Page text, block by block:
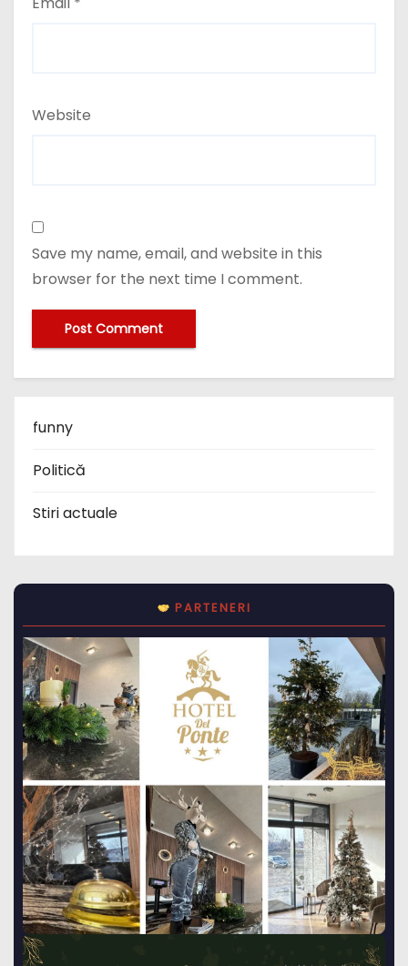
Website
Save my name, email, and website in this
browser for the next time I comment.
funny
Politică
Stiri actuale
PARTENERI